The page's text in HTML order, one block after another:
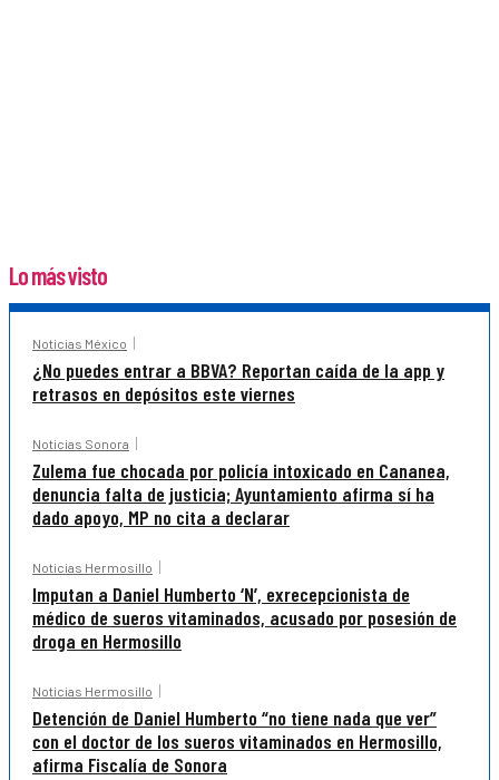
Lo más visto
Noticias México
¿No puedes entrar a BBVA? Reportan caída de la app y
retrasos en depósitos este viernes
Noticias Sonora
Zulema fue chocada por policía intoxicado en Cananea,
denuncia falta de justicia; Ayuntamiento afirma sí ha
dado apoyo, MP no cita a declarar
Noticias Hermosillo
Imputan a Daniel Humberto ‘N’, exrecepcionista de
médico de sueros vitaminados, acusado por posesión de
droga en Hermosillo
Noticias Hermosillo
Detención de Daniel Humberto “no tiene nada que ver”
con el doctor de los sueros vitaminados en Hermosillo,
afirma Fiscalía de Sonora